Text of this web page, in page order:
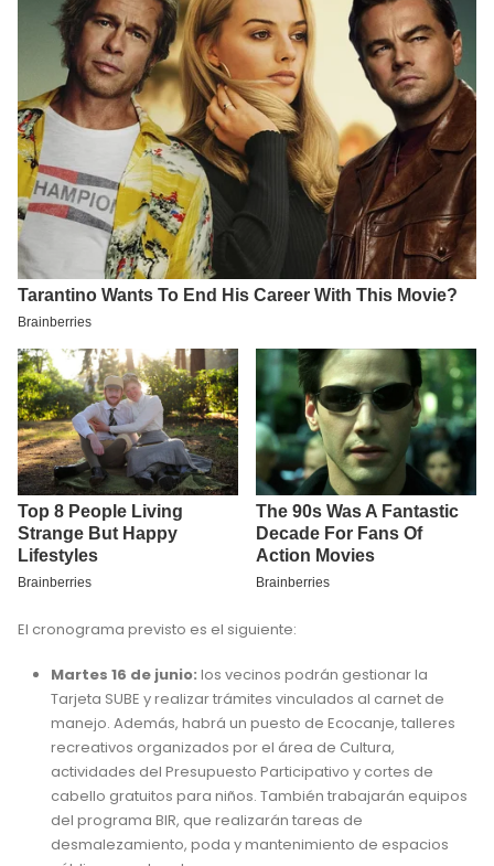
El cronograma previsto es el siguiente:
Martes 16 de junio: los vecinos podrán gestionar la
Tarjeta SUBE y realizar trámites vinculados al carnet de
manejo. Además, habrá un puesto de Ecocanje, talleres
recreativos organizados por el área de Cultura,
actividades del Presupuesto Participativo y cortes de
cabello gratuitos para niños. También trabajarán equipos
del programa BIR, que realizarán tareas de
desmalezamiento, poda y mantenimiento de espacios